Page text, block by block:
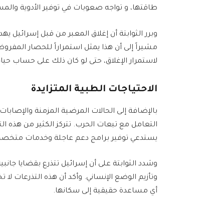
طاقتها، و تواجه صعوبات في توفير الأدوية
وبرر الثوابتة أن إغلاق المعبر من قبل
مشيراً إلى أن هذا يمثل استمراراً للحصار
لاستمرار الإغلاق، حتى لو كان ذلك على حساب
الاحتياجات الطبية المتزايدة
بالإضافة إلى الحالات المرضية المزمنة
التعامل مع تبعات الحرب. تتركز الكثير من هذه
يستدعي توفير برامج دعم عاجلة وخدمات
وشدد الثوابتة على أن إسرائيل تتذرع بقضايا
وتأزيم الوضع الإنساني. وأكد أن هذه التذرعات
أي مساعدة حقيقية إلى سكانها.